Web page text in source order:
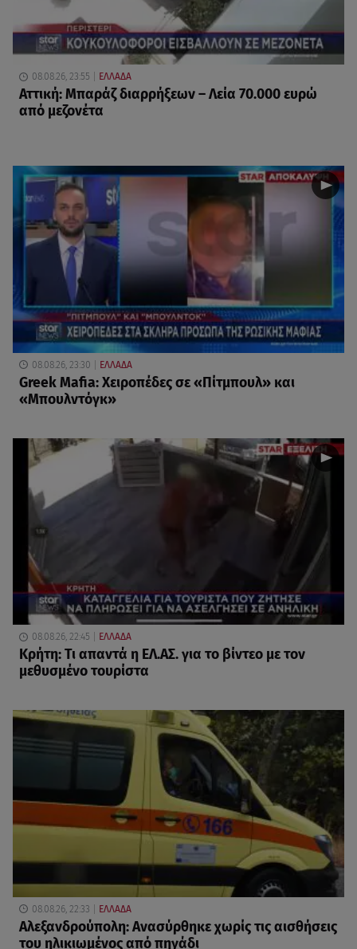
08.08.26, 23:55 ΕΛΛΑΔΑ
Αττική: Μπαράζ διαρρήξεων – Λεία 70.000 ευρώ
από μεζονέτα
08.08.26, 23:30 ΕΛΛΑΔΑ
Greek Mafia: Χειροπέδες σε «Πίτμπουλ» και
«Μπουλντόγκ»
08.08.26, 22:45 ΕΛΛΑΔΑ
Κρήτη: Τι απαντά η ΕΛ.ΑΣ. για το βίντεο με τον
μεθυσμένο τουρίστα
08.08.26, 22:33 ΕΛΛΑΔΑ
Αλεξανδρούπολη: Ανασύρθηκε χωρίς τις αισθήσεις
του ηλικιωμένος από πηγάδι